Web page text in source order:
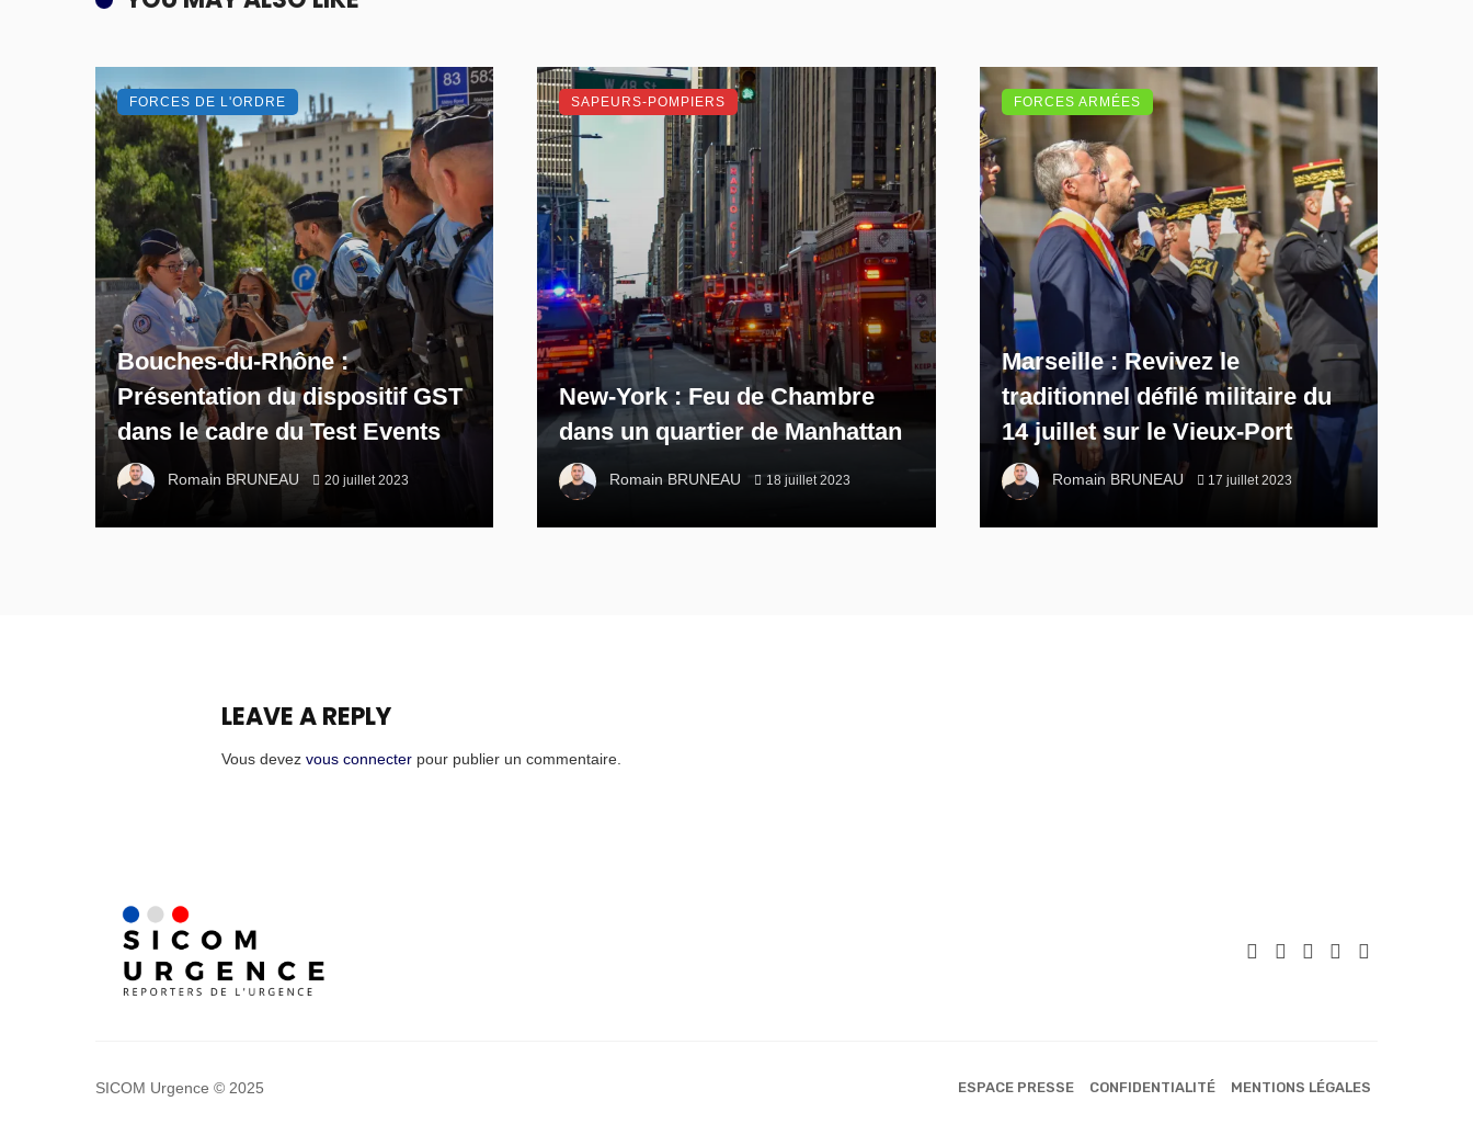
Bouches-du-Rhône :
Présentation du dispositif GST
dans le cadre du Test Events
Romain BRUNEAU 20 juillet 2023
FORCES DE L'ORDRE
New-York : Feu de Chambre
dans un quartier de Manhattan
Romain BRUNEAU 18 juillet 2023
SAPEURS-POMPIERS
Marseille : Revivez le
traditionnel défilé militaire du
14 juillet sur le Vieux-Port
Romain BRUNEAU 17 juillet 2023
FORCES ARMÉES
LEAVE A REPLY
Vous devez vous connecter pour publier un commentaire.
SICOM Urgence © 2025 ESPACE PRESSE CONFIDENTIALITÉ MENTIONS LÉGALES